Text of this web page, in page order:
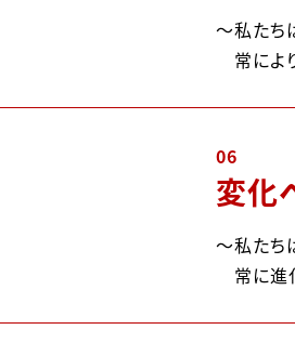
私たち
常によ
06
変化
私たち
常に進